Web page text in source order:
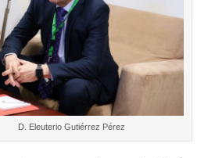
D. Eleuterio Gutiérrez Pérez